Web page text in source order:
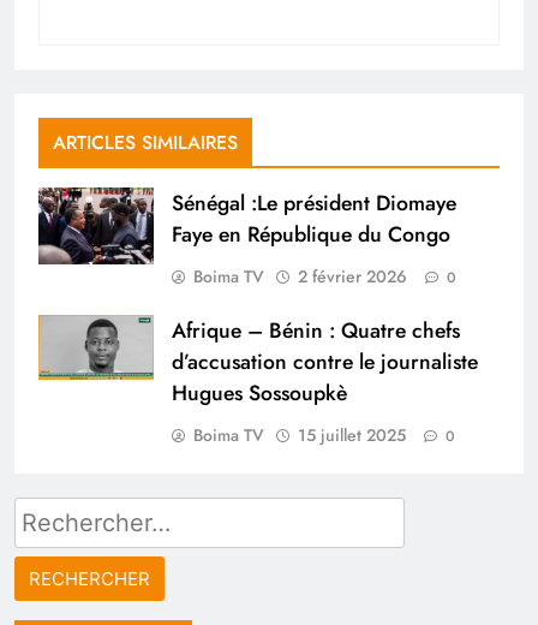
ARTICLES SIMILAIRES
Sénégal :Le président Diomaye
Faye en République du Congo
Boima TV 2 février 2026 0
Afrique – Bénin : Quatre chefs
d’accusation contre le journaliste
Hugues Sossoupkè
Boima TV 15 juillet 2025 0
Rechercher :